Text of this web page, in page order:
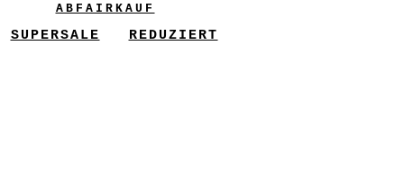
ABFAIRKAUF
SUPERSALE REDUZIERT